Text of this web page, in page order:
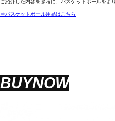
ご紹介した内容を参考に、バスケットボールをよ
⇒バスケットボール用品はこちら
BUYNOW